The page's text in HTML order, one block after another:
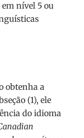
nível 5 ou
obtenha a
(1), ele
do idioma